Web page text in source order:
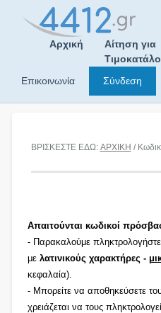
Αρχική
Αίτηση για
Επικοινωνία
Σύνδεση
ΒΡΙΣΚΕΣΤΕ ΕΔΩ: ΑΡΧΙΚΗ /
Απαιτούνται κωδικοί
- Παρακαλούμε
με λατινικούς χαρακτήρες -
κεφαλαία).
- Μπορείτε να αποθηκεύσετε
χρειάζεται να τους